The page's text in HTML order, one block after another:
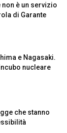
è un servizio
di Garante
e Nagasaki.
nucleare
che stanno